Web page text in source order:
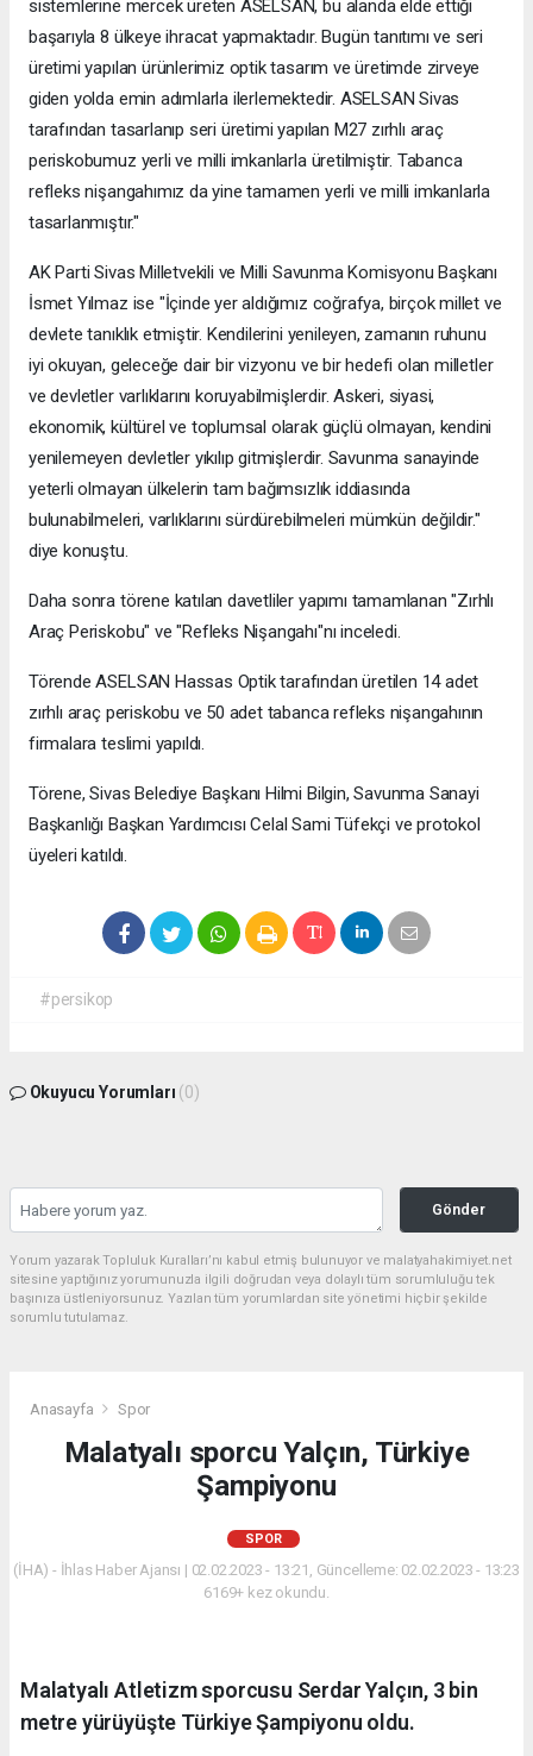
sistemlerine mercek üreten ASELSAN, bu alanda elde ettiği
başarıyla 8 ülkeye ihracat yapmaktadır. Bugün tanıtımı ve seri
üretimi yapılan ürünlerimiz optik tasarım ve üretimde zirveye
giden yolda emin adımlarla ilerlemektedir. ASELSAN Sivas
tarafından tasarlanıp seri üretimi yapılan M27 zırhlı araç
periskobumuz yerli ve milli imkanlarla üretilmiştir. Tabanca
refleks nişangahımız da yine tamamen yerli ve milli imkanlarla
tasarlanmıştır."
AK Parti Sivas Milletvekili ve Milli Savunma Komisyonu Başkanı
İsmet Yılmaz ise "İçinde yer aldığımız coğrafya, birçok millet ve
devlete tanıklık etmiştir. Kendilerini yenileyen, zamanın ruhunu
iyi okuyan, geleceğe dair bir vizyonu ve bir hedefi olan milletler
ve devletler varlıklarını koruyabilmişlerdir. Askeri, siyasi,
ekonomik, kültürel ve toplumsal olarak güçlü olmayan, kendini
yenilemeyen devletler yıkılıp gitmişlerdir. Savunma sanayinde
yeterli olmayan ülkelerin tam bağımsızlık iddiasında
bulunabilmeleri, varlıklarını sürdürebilmeleri mümkün değildir."
diye konuştu.
Daha sonra törene katılan davetliler yapımı tamamlanan "Zırhlı
Araç Periskobu" ve "Refleks Nişangahı"nı inceledi.
Törende ASELSAN Hassas Optik tarafından üretilen 14 adet
zırhlı araç periskobu ve 50 adet tabanca refleks nişangahının
firmalara teslimi yapıldı.
Törene, Sivas Belediye Başkanı Hilmi Bilgin, Savunma Sanayi
Başkanlığı Başkan Yardımcısı Celal Sami Tüfekçi ve protokol
üyeleri katıldı.
#persikop
Okuyucu Yorumları (0)
Gönder
Yorum yazarak Topluluk Kuralları’nı kabul etmiş bulunuyor ve malatyahakimiyet.net
sitesine yaptığınız yorumunuzla ilgili doğrudan veya dolaylı tüm sorumluluğu tek
başınıza üstleniyorsunuz. Yazılan tüm yorumlardan site yönetimi hiçbir şekilde
sorumlu tutulamaz.
Anasayfa Spor
Malatyalı sporcu Yalçın, Türkiye
Şampiyonu
SPOR
(İHA) - İhlas Haber Ajansı | 02.02.2023 - 13:21, Güncelleme: 02.02.2023 - 13:23
6169+ kez okundu.
Malatyalı Atletizm sporcusu Serdar Yalçın, 3 bin
metre yürüyüşte Türkiye Şampiyonu oldu.